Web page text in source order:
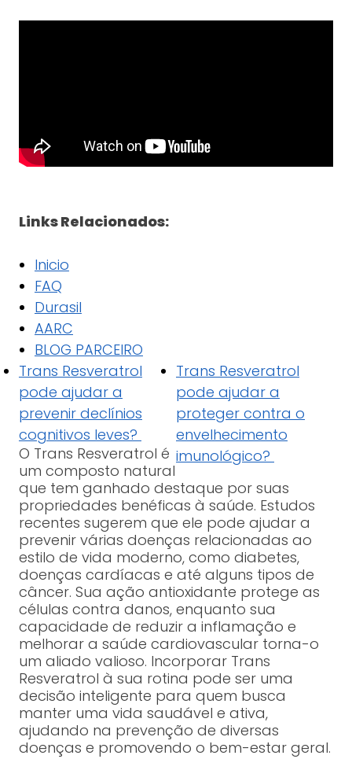
Links Relacionados:
Inicio
FAQ
Durasil
AARC
BLOG PARCEIRO
Trans Resveratrol
pode ajudar a
prevenir declínios
cognitivos leves?
Trans Resveratrol
pode ajudar a
proteger contra o
envelhecimento
imunológico?
O Trans Resveratrol é
um composto natural
que tem ganhado destaque por suas
propriedades benéficas à saúde. Estudos
recentes sugerem que ele pode ajudar a
prevenir várias doenças relacionadas ao
estilo de vida moderno, como diabetes,
doenças cardíacas e até alguns tipos de
câncer. Sua ação antioxidante protege as
células contra danos, enquanto sua
capacidade de reduzir a inflamação e
melhorar a saúde cardiovascular torna-o
um aliado valioso. Incorporar Trans
Resveratrol à sua rotina pode ser uma
decisão inteligente para quem busca
manter uma vida saudável e ativa,
ajudando na prevenção de diversas
doenças e promovendo o bem-estar geral.